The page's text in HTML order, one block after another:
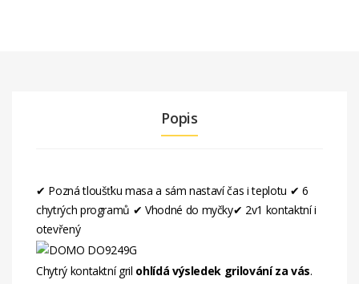
Popis
✔︎ Pozná tloušťku masa a sám nastaví čas i teplotu ✔︎ 6
chytrých programů ✔︎ Vhodné do myčky✔︎ 2v1 kontaktní i
otevřený
Chytrý kontaktní gril ohlídá výsledek grilování za vás.